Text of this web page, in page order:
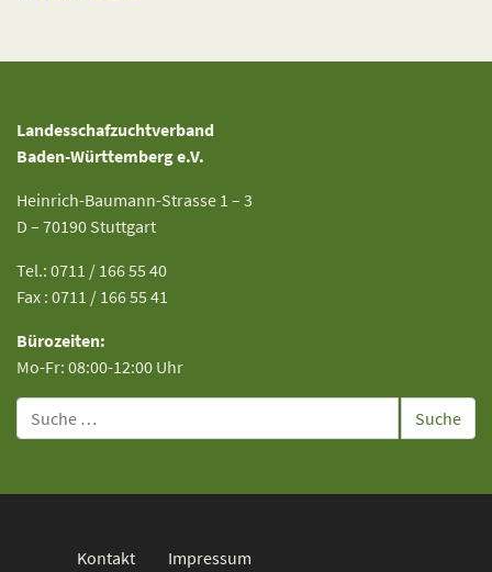
Landesschafzuchtverband
Baden-Württemberg e.V.
Heinrich-Baumann-Strasse 1 – 3
D – 70190 Stuttgart
Tel.: 0711 / 166 55 40
Fax : 0711 / 166 55 41
Bürozeiten:
Mo-Fr: 08:00-12:00 Uhr
Suche
Kontakt Impressum